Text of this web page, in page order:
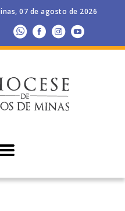
07 de agosto de 2026